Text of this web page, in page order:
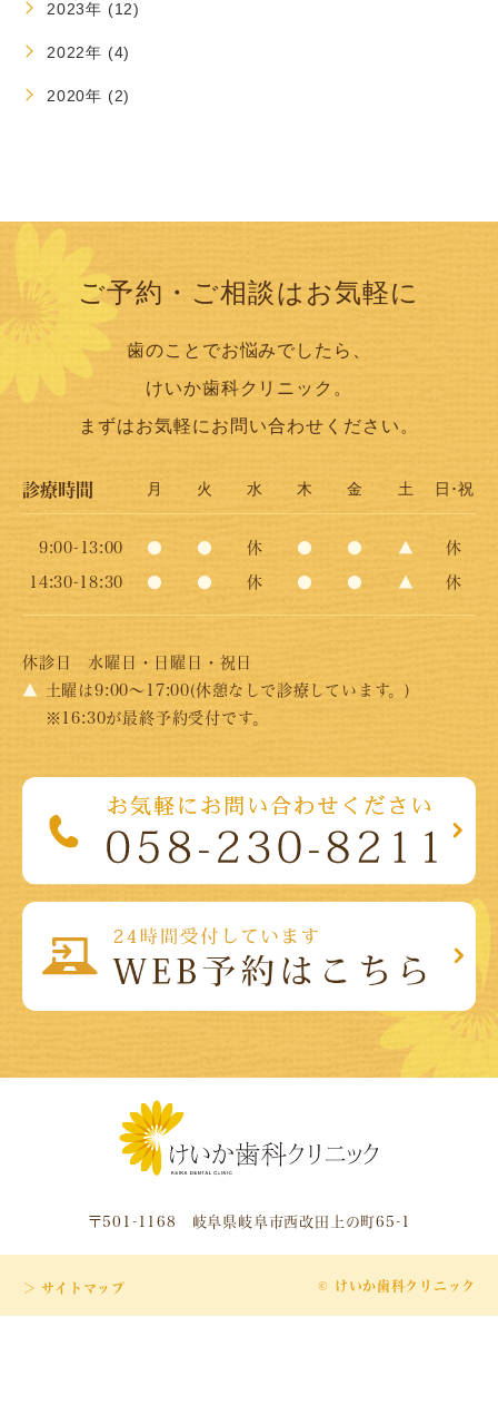
2023年 (12)
2022年 (4)
2020年 (2)
ご予約・ご相談はお気軽に
歯のことでお悩みでしたら、
けいか歯科クリニック。
まずはお気軽にお問い合わせください。
診療時間 月 火 水 木 金 土 日･祝
9:00-13:00 ● ● 休 ● ● ▲ 休
14:30-18:30 ● ● 休 ● ● ▲ 休
休診日
水曜日・日曜日・祝日
▲
土曜は9:00～17:00(休憩なしで診療しています。)
※16:30が最終予約受付です。
〒501-1168 岐阜県岐阜市西改田上の町65-1
＞ サイトマップ © けいか歯科クリニック